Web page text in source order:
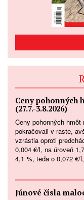
Ceny pohonných
(27.7.-3.8.2026)
Ceny pohonných
pokračovali v raste,
vzrástla oproti
0,004 €/l, na úroveň
4,1 %, teda o 0,072 €/
Júnové čísla